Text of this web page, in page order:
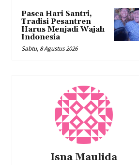
Pasca Hari Santri,
Tradisi Pesantren
Harus Menjadi Wajah
Indonesia
Sabtu, 8 Agustus 2026
Isna Maulida